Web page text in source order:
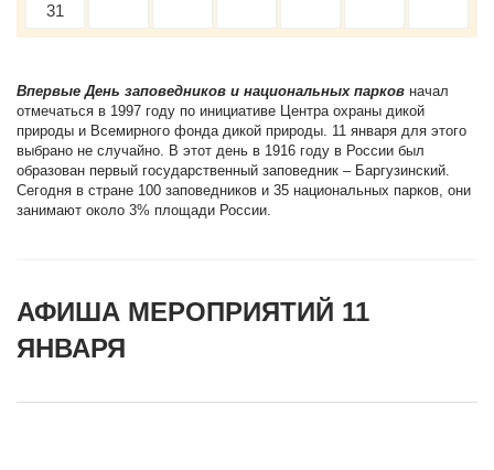
31
Впервые День заповедников и национальных парков начал
отмечаться в 1997 году по инициативе Центра охраны дикой
природы и Всемирного фонда дикой природы. 11 января для этого
выбрано не случайно. В этот день в 1916 году в России был
образован первый государственный заповедник – Баргузинский.
Сегодня в стране 100 заповедников и 35 национальных парков, они
занимают около 3% площади России.
АФИША МЕРОПРИЯТИЙ 11
ЯНВАРЯ